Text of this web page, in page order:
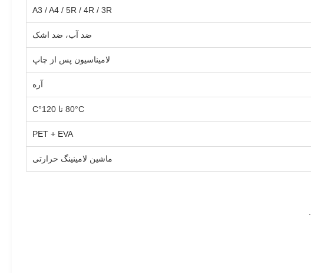
A3 / A4 / 5R / 4R / 3R
ضد آب، ضد اشک
لامیناسیون پس از چاپ
آره
80°C تا 120°C
PET + EVA
ماشین لامینینگ حرارتی